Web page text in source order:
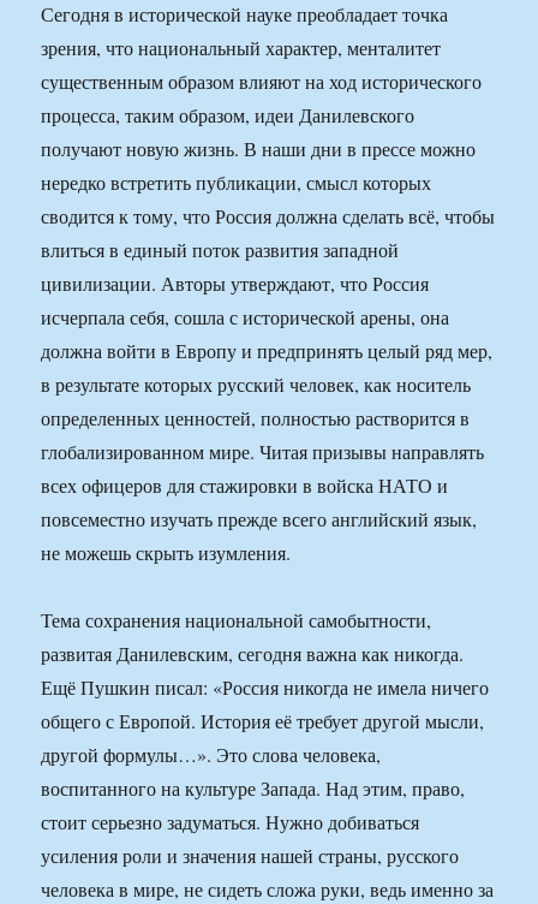
Сегодня в исторической науке преобладает точка
зрения, что национальный характер, менталитет
существенным образом влияют на ход исторического
процесса, таким образом, идеи Данилевского
получают новую жизнь. В наши дни в прессе можно
нередко встретить публикации, смысл которых
сводится к тому, что Россия должна сделать всё, чтобы
влиться в единый поток развития западной
цивилизации. Авторы утверждают, что Россия
исчерпала себя, сошла с исторической арены, она
должна войти в Европу и предпринять целый ряд мер,
в результате которых русский человек, как носитель
определенных ценностей, полностью растворится в
глобализированном мире. Читая призывы направлять
всех офицеров для стажировки в войска НАТО и
повсеместно изучать прежде всего английский язык,
не можешь скрыть изумления.
Тема сохранения национальной самобытности,
развитая Данилевским, сегодня важна как никогда.
Ещё Пушкин писал: «Россия никогда не имела ничего
общего с Европой. История её требует другой мысли,
другой формулы…». Это слова человека,
воспитанного на культуре Запада. Над этим, право,
стоит серьезно задуматься. Нужно добиваться
усиления роли и значения нашей страны, русского
человека в мире, не сидеть сложа руки, ведь именно за